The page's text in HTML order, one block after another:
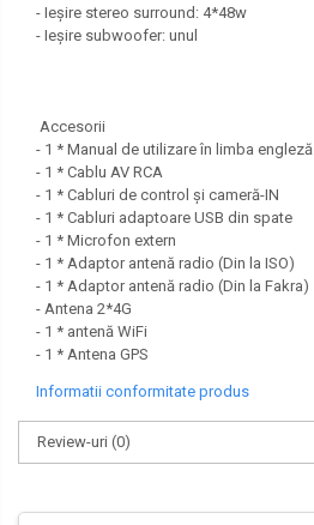
- Ieșire stereo surround: 4*48w
- Ieșire subwoofer: unul
Accesorii
- 1 * Manual de utilizare în limba engleză
- 1 * Cablu AV RCA
- 1 * Cabluri de control și cameră-IN
- 1 * Cabluri adaptoare USB din spate
- 1 * Microfon extern
- 1 * Adaptor antenă radio (Din la ISO)
- 1 * Adaptor antenă radio (Din la Fakra)
- Antena 2*4G
- 1 * antenă WiFi
- 1 * Antena GPS
Informatii conformitate produs
Review-uri (0)